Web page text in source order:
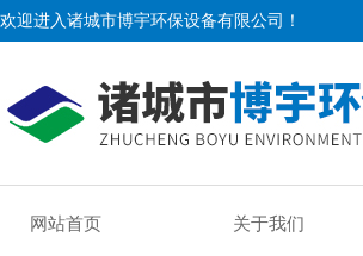
欢迎进入诸城市博宇环保设备有限公司！
网站首页 关于我们